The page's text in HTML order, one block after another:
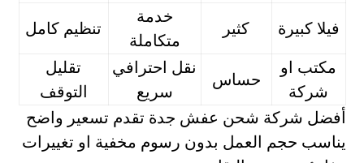
فيلا كبيرة كثير
خدمة
متكاملة
تنظيم كامل
مكتب او
شركة
حساس
نقل احترافي
سريع
تقليل
التوقف
أفضل شركة شحن عفش جدة تقدم تسعير واضح
يناسب حجم العمل بدون رسوم مخفية او تغييرات